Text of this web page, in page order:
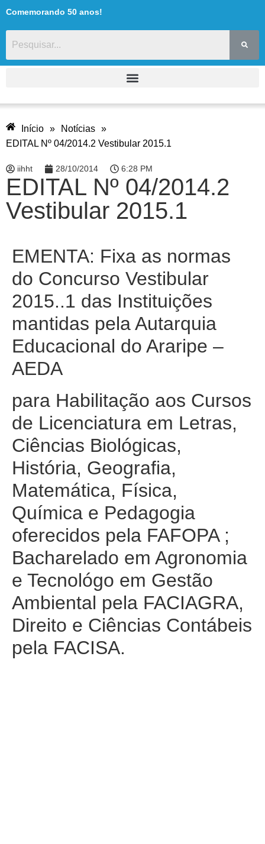
Comemorando 50 anos!
Início » Notícias »
EDITAL Nº 04/2014.2 Vestibular 2015.1
iihht 28/10/2014 6:28 PM
EDITAL Nº 04/2014.2
Vestibular 2015.1
EMENTA: Fixa as normas
do Concurso Vestibular
2015..1 das Instituições
mantidas pela Autarquia
Educacional do Araripe –
AEDA
para Habilitação aos Cursos
de Licenciatura em Letras,
Ciências Biológicas,
História, Geografia,
Matemática, Física,
Química e Pedagogia
oferecidos pela FAFOPA ;
Bacharelado em Agronomia
e Tecnológo em Gestão
Ambiental pela FACIAGRA,
Direito e Ciências Contábeis
pela FACISA.